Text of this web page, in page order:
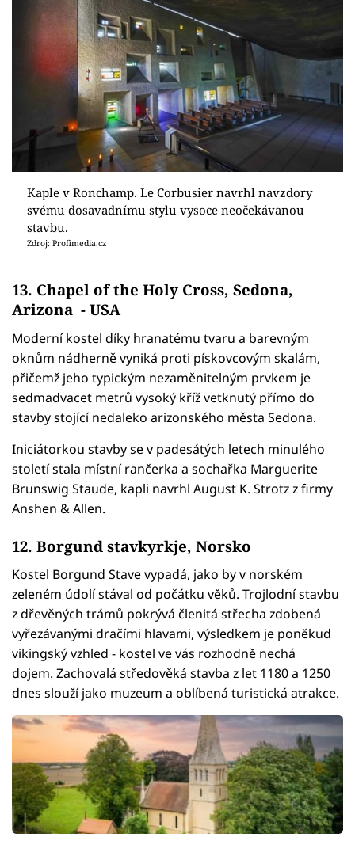
Kaple v Ronchamp. Le Corbusier navrhl navzdory
svému dosavadnímu stylu vysoce neočekávanou
stavbu.
Zdroj: Profimedia.cz
13. Chapel of the Holy Cross, Sedona,
Arizona - USA
Moderní kostel díky hranatému tvaru a barevným
oknům nádherně vyniká proti pískovcovým skalám,
přičemž jeho typickým nezaměnitelným prvkem je
sedmadvacet metrů vysoký kříž vetknutý přímo do
stavby stojící nedaleko arizonského města Sedona.
Iniciátorkou stavby se v padesátých letech minulého
století stala místní rančerka a sochařka Marguerite
Brunswig Staude, kapli navrhl August K. Strotz z firmy
Anshen & Allen.
12. Borgund stavkyrkje, Norsko
Kostel Borgund Stave vypadá, jako by v norském
zeleném údolí stával od počátku věků. Trojlodní stavbu
z dřevěných trámů pokrývá členitá střecha zdobená
vyřezávanými dračími hlavami, výsledkem je poněkud
vikingský vzhled - kostel ve vás rozhodně nechá
dojem. Zachovalá středověká stavba z let 1180 a 1250
dnes slouží jako muzeum a oblíbená turistická atrakce.